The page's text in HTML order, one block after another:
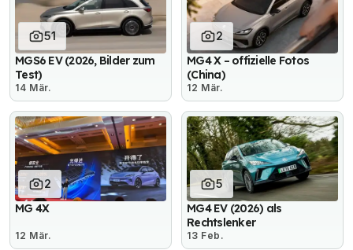
51
MGS6 EV (2026, Bilder zum
Test)
14 Mär.
2
MG4 X – offizielle Fotos
(China)
12 Mär.
2
MG 4X
12 Mär.
5
MG4 EV (2026) als
Rechtslenker
13 Feb.